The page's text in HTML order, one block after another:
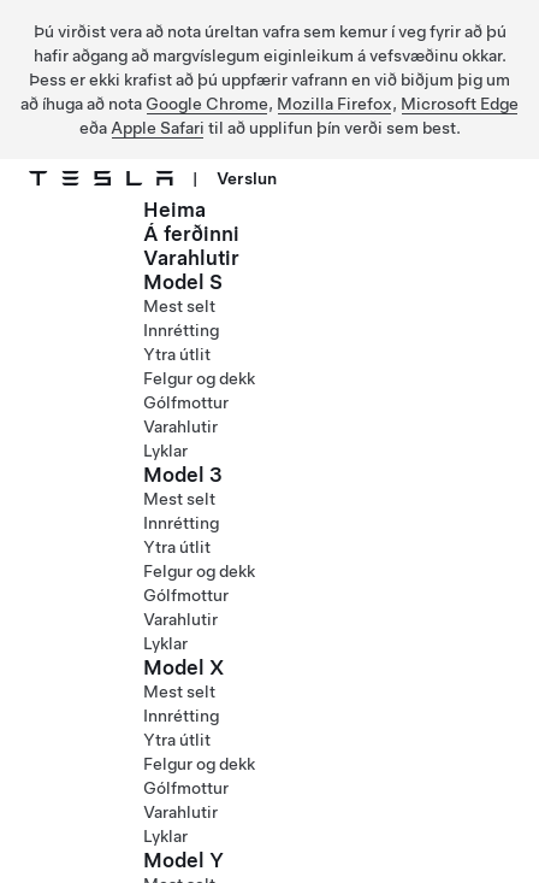
Þú virðist vera að nota úreltan vafra sem kemur í veg fyrir að þú
hafir aðgang að margvíslegum eiginleikum á vefsvæðinu okkar.
Þess er ekki krafist að þú uppfærir vafrann en við biðjum þig um
að íhuga að nota Google Chrome, Mozilla Firefox, Microsoft Edge
eða Apple Safari til að upplifun þín verði sem best.
| Verslun
Heima
Á ferðinni
Varahlutir
Model S
Mest selt
Innrétting
Ytra útlit
Felgur og dekk
Gólfmottur
Varahlutir
Lyklar
Model 3
Mest selt
Innrétting
Ytra útlit
Felgur og dekk
Gólfmottur
Varahlutir
Lyklar
Model X
Mest selt
Innrétting
Ytra útlit
Felgur og dekk
Gólfmottur
Varahlutir
Lyklar
Model Y